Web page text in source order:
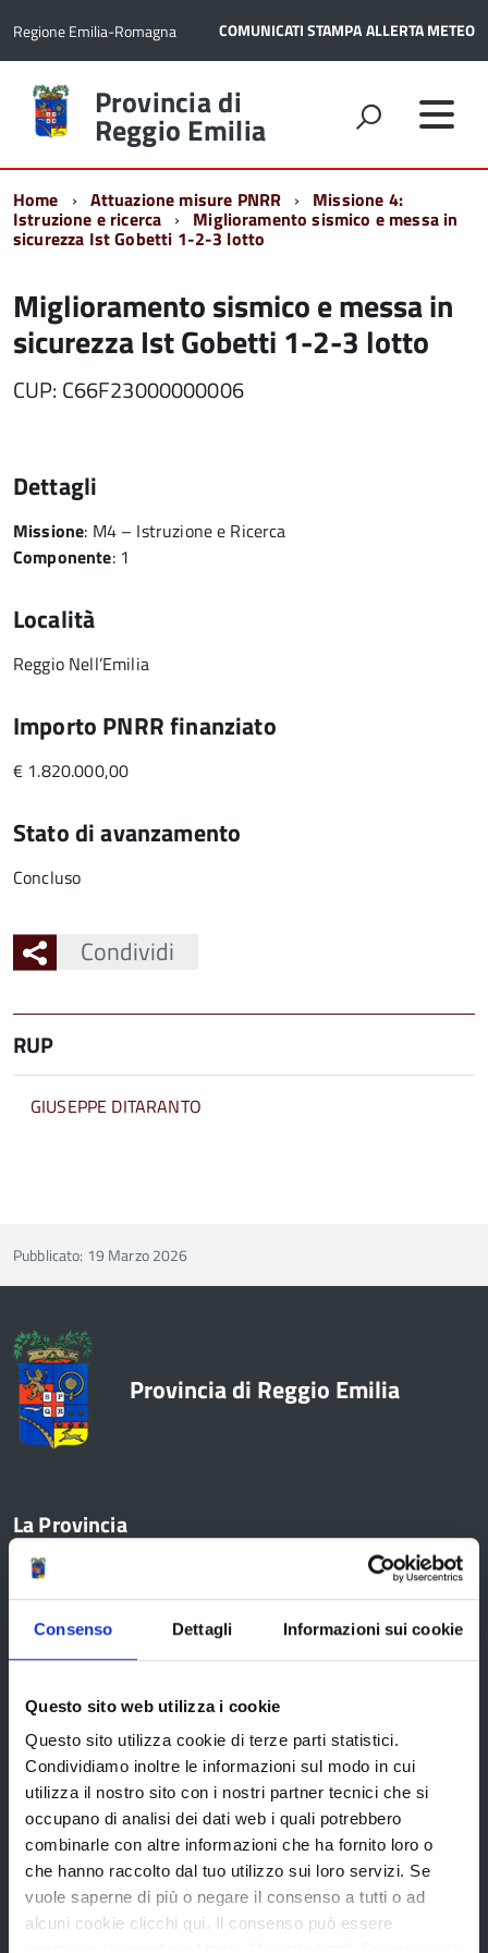
Consenso Dettagli Informazioni sui cookie
Questo sito web utilizza i cookie
Questo sito utilizza cookie di terze parti statistici.
Condividiamo inoltre le informazioni sul modo in cui
utilizza il nostro sito con i nostri partner tecnici che si
occupano di analisi dei dati web i quali potrebbero
combinarle con altre informazioni che ha fornito loro o
che hanno raccolto dal tuo utilizzo sui loro servizi. Se
vuole saperne di più o negare il consenso a tutti o ad
alcuni cookie clicchi qui. Il consenso può essere
Regione Emilia-Romagna COMUNICATI STAMPAALLERTA METEO
Torna
alla
home
Provincia di
Reggio Emilia
Home Attuazione misure PNRR Missione 4:
Istruzione e ricerca Miglioramento sismico e messa in
sicurezza Ist Gobetti 1-2-3 lotto
Miglioramento sismico e messa in
sicurezza Ist Gobetti 1-2-3 lotto
CUP: C66F23000000006
Dettagli
Missione: M4 – Istruzione e Ricerca
Componente: 1
Località
Reggio Nell’Emilia
Importo PNRR finanziato
€ 1.820.000,00
Stato di avanzamento
Concluso
Condividi
RUP
GIUSEPPE DITARANTO
Pubblicato: 19 Marzo 2026
Provincia di Reggio Emilia
La Provincia
Organi di governo
Statuto e Regolamenti
Uffici e orari
Storia della Provincia
Edifici e Parchi
Elezioni
Bandi e avvisi